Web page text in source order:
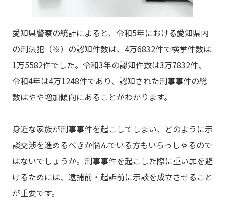
愛知県警察の統計によると、令和5年における愛知県内
の刑法犯（※）の認知件数は、4万6832件で検挙件数は
1万5582件でした。令和3年の認知件数は3万7832件、
令和4年は4万1248件であり、認知された刑事事件の総
数はやや増加傾向にあることがわかります。
身近な家族が刑事事件を起こしてしまい、どのように示
談交渉を進めるべきか悩んでいる方もいらっしゃるので
はないでしょうか。刑事事件を起こした際に重い罪を避
けるためには、逮捕前・起訴前に示談を成立させること
が重要です。